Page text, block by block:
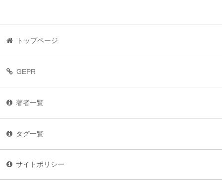
トップページ
GEPR
著者一覧
タグ一覧
サイトポリシー